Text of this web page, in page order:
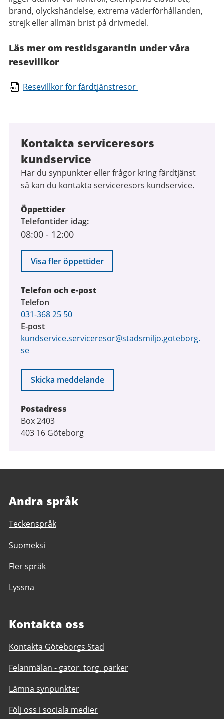
brand, olyckshändelse, extrema väderförhållanden,
strejk eller allmän brist på drivmedel.
Läs mer om restidsgarantin under våra
resevillkor
Resevillkor för färdtjänstresor
Kontakta serviceresors
kundservice
Har du synpunkter eller frågor kring färdtjänst
så kan du kontakta serviceresors kundservice.
Öppettider
Telefontider idag
08:00 - 12:00
Visa fler öppettider
Telefon och e-post
Telefon
031-368 25 50
E-post
kundservice.serviceresor@stadsmiljo.goteborg.
se
Skicka meddelande
Postadress
Box 2403
403 16 Göteborg
Andra språk
Teckenspråk
Suomeksi
Fler språk
Lyssna
Kontakta oss
Kontakta Göteborgs Stad
Felanmälan - gator, torg, parker
Lämna synpunkter
Följ oss i sociala medier